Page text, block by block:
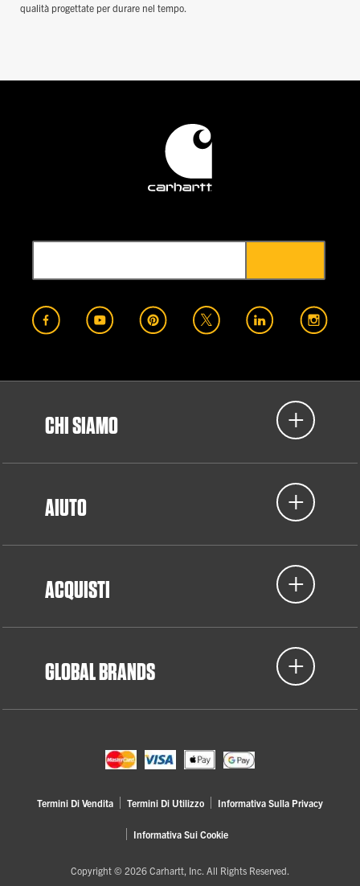
qualità progettate per durare nel tempo.
CHI SIAMO
AIUTO
ACQUISTI
GLOBAL BRANDS
Termini Di Vendita Termini Di Utilizzo Informativa Sulla Privacy
Informativa Sui Cookie
Copyright © 2026 Carhartt, Inc. All Rights Reserved.